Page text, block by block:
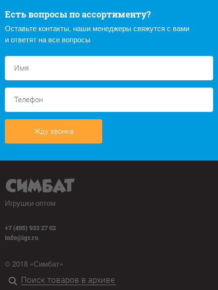
Есть вопросы по ассортименту?
Оставьте контакты, наши менеджеры свяжутся с вами
и ответят на все вопросы
Жду звонка
Игрушки оптом
+7 (495) 933 27 02
info@igr.ru
© 2018 «Симбат»